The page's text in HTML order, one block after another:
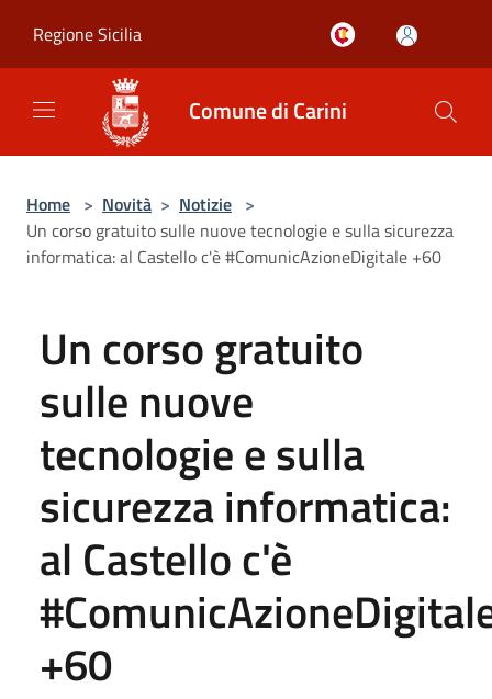
Regione Sicilia
Comune di Carini
Home > Novità > Notizie >
Un corso gratuito sulle nuove tecnologie e sulla sicurezza
informatica: al Castello c'è #ComunicAzioneDigitale +60
Un corso gratuito
sulle nuove
tecnologie e sulla
sicurezza informatica:
al Castello c'è
+60